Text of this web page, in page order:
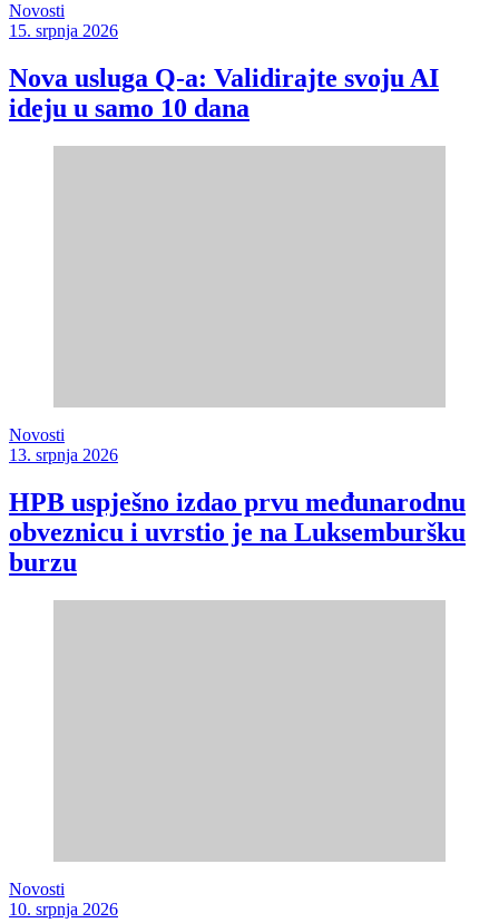
Novosti
15. srpnja 2026
Nova usluga Q-a: Validirajte svoju AI
ideju u samo 10 dana
Novosti
13. srpnja 2026
HPB uspješno izdao prvu međunarodnu
obveznicu i uvrstio je na Luksemburšku
burzu
Novosti
10. srpnja 2026